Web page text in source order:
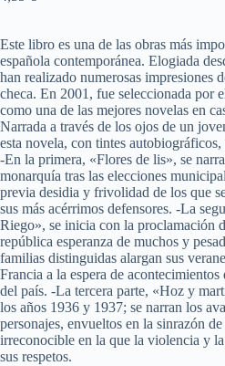
Este libro es una de las obras más
española contemporánea. Elogiada
han realizado numerosas impresiones
checa. En 2001, fue seleccionada por
como una de las mejores novelas en
Narrada a través de los ojos de un
esta novela, con tintes autobiográficos,
-En la primera, «Flores de lis», se
monarquía tras las elecciones
previa desidia y frivolidad de los que
sus más acérrimos defensores. -La
Riego», se inicia con la proclamación
república esperanza de muchos y
familias distinguidas alargan sus
Francia a la espera de
del país. -La tercera parte, «Hoz y
los años 1936 y 1937; se narran los
personajes, envueltos en la sinrazón
irreconocible en la que la violencia y
sus respetos.